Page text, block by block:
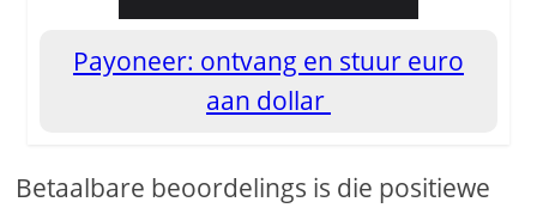
Payoneer: ontvang en stuur euro
aan dollar
Betaalbare beoordelings is die positiewe